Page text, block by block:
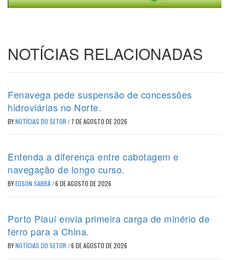
NOTÍCIAS RELACIONADAS
Fenavega pede suspensão de concessões
hidroviárias no Norte.
BYNOTÍCIAS DO SETOR / 7 DE AGOSTO DE 2026
Entenda a diferença entre cabotagem e
navegação de longo curso.
BYEDSON SABBÁ/6 DE AGOSTO DE 2026
Porto Piauí envia primeira carga de minério de
ferro para a China.
BYNOTÍCIAS DO SETOR /6 DE AGOSTO DE 2026